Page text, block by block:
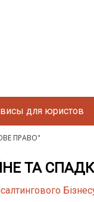
для юристов
ПРАВО"
ТА